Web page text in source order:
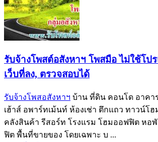
รับจ้างโพสต์อสังหาฯ โพสมือ ไม่ใช้โป
เว็บที่ลง, ตรวจสอบได้
รับจ้างโพสอสังหาฯ บ้าน ที่ดิน คอนโด อาค
เฮ้าส์ อพาร์ทเม้นท์ ห้องเช่า ตึกแถว ทาวน์โฮ
คลังสินค้า รีสอร์ท โรงแรม โฮมออฟฟิต หอ
ฟิต พื้นที่ขายของ โดยเฉพาะ บ ...